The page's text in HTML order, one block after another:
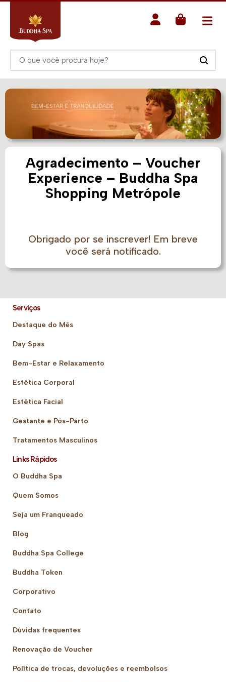
Agradecimento – Voucher
Experience – Buddha Spa
Shopping Metrópole
Obrigado por se inscrever! Em breve
você será notificado.
Serviços
Destaque do Mês
Day Spas
Bem-Estar e Relaxamento
Estética Corporal
Estética Facial
Gestante e Pós-Parto
Tratamentos Masculinos
Links Rápidos
O Buddha Spa
Quem Somos
Seja um Franqueado
Blog
Buddha Spa College
Buddha Token
Corporativo
Contato
Dúvidas frequentes
Renovação de Voucher
Política de trocas, devoluções e reembolsos